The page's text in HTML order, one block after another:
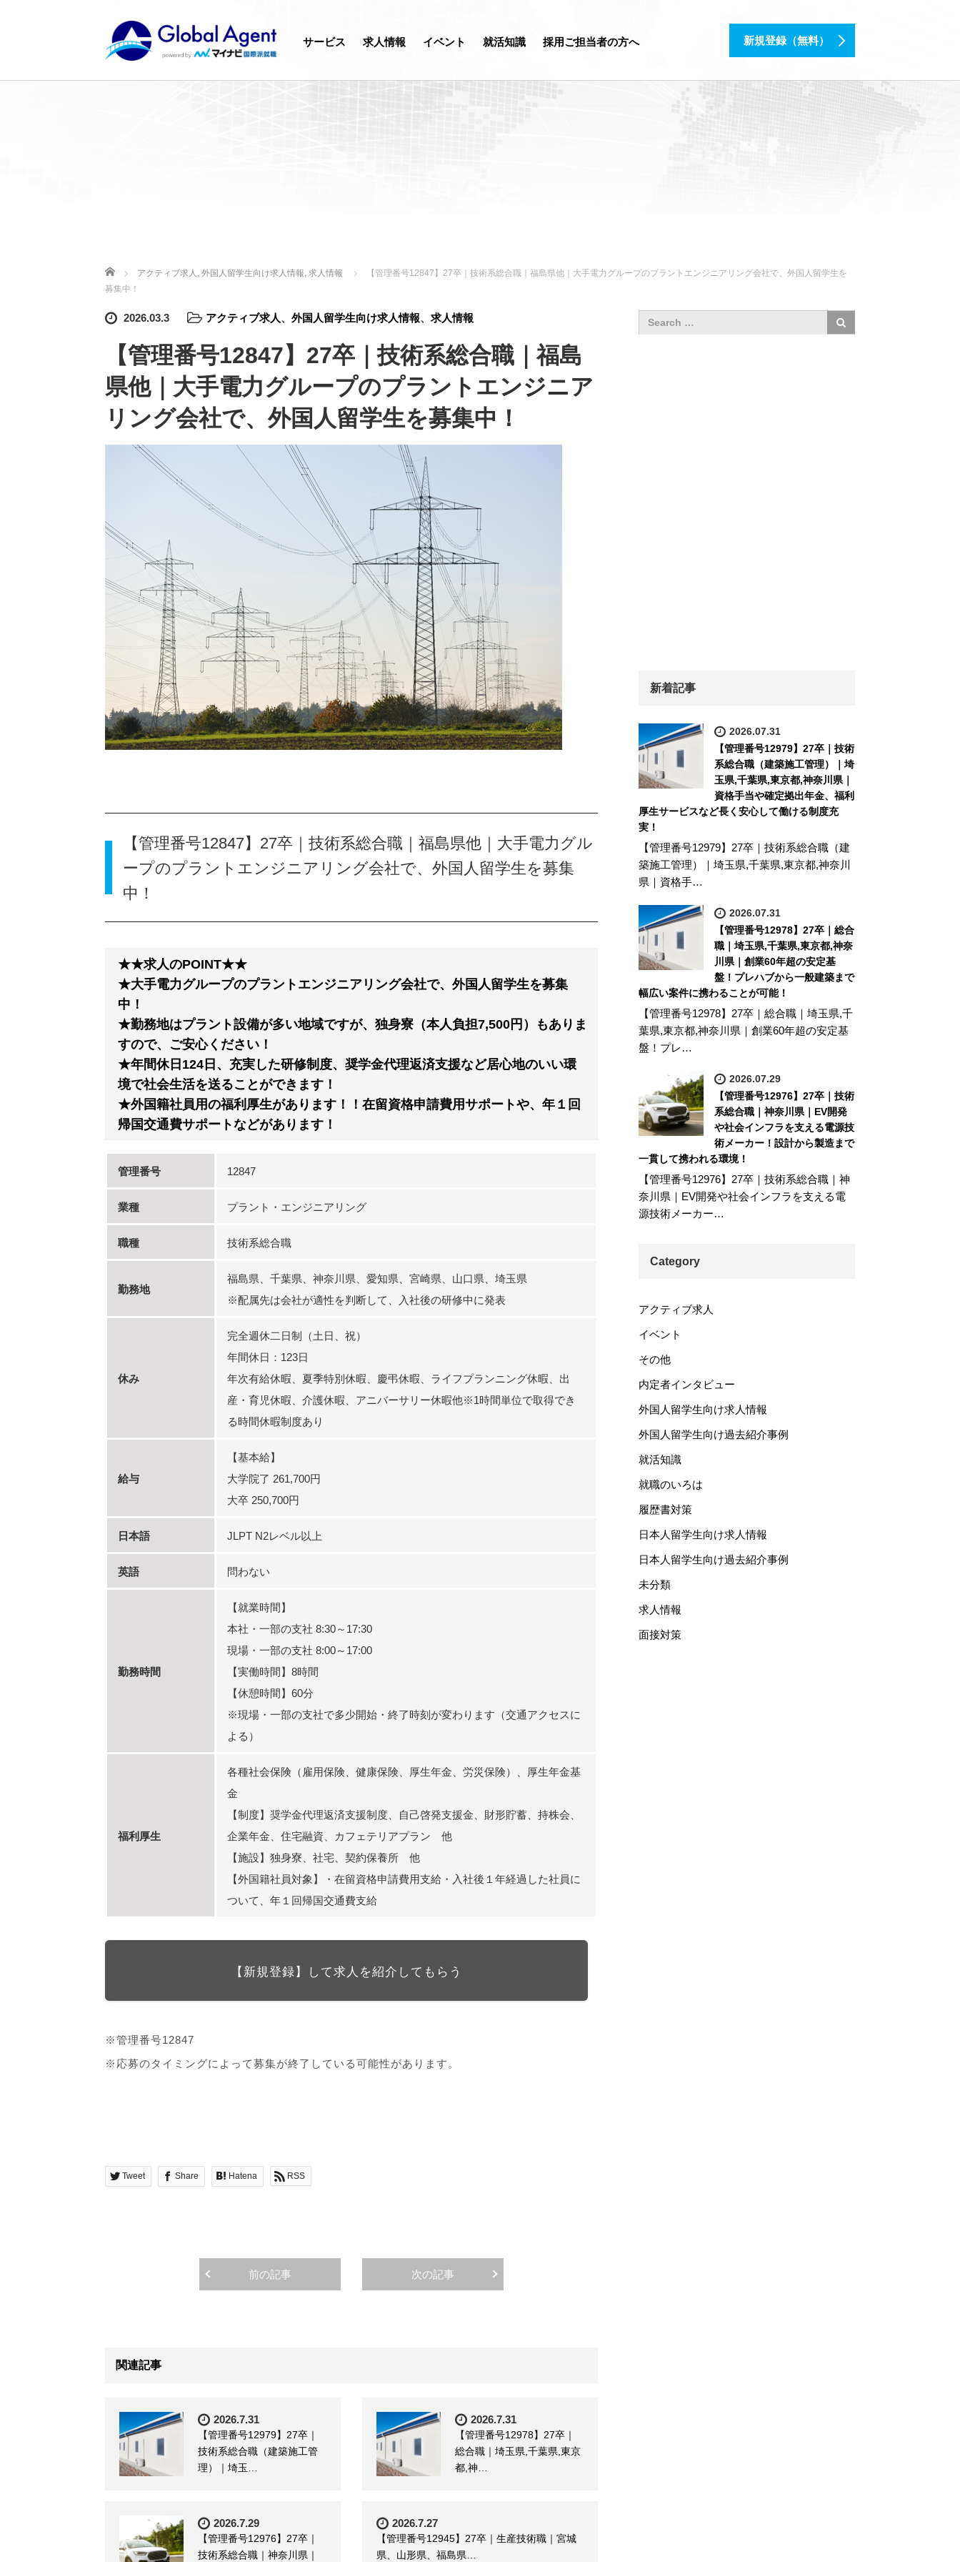
サービス 求人情報 イベント 就活知識 採用ご担当者の方へ 新規登録（無料）
ホーム アクティブ求人 , 外国人留学生向け求人情報, 求人情報
【管理番号12847】27卒｜技術系総合職｜福島県他｜大手電力グループのプラントエンジニアリング会社で、外国人留学生を
募集中！
2026.03.3 アクティブ求人、 外国人留学生向け求人情報、 求人情報
【管理番号12847】27卒｜技術系総合職｜福島
県他｜大手電力グループのプラントエンジニア
リング会社で、外国人留学生を募集中！
【管理番号12847】27卒｜技術系総合職｜福島県他｜大手電力グル
ープのプラントエンジニアリング会社で、外国人留学生を募集
中！
★★求人のPOINT★★
★大手電力グループのプラントエンジニアリング会社で、外国人留学生を募集
中！
★勤務地はプラント設備が多い地域ですが、独身寮（本人負担7,500円）もありま
すので、ご安心ください！
★年間休日124日、充実した研修制度、奨学金代理返済支援など居心地のいい環
境で社会生活を送ることができます！
★外国籍社員用の福利厚生があります！！在留資格申請費用サポートや、年１回
帰国交通費サポートなどがあります！
管理番号 12847
業種 プラント・エンジニアリング
職種 技術系総合職
勤務地
福島県、千葉県、神奈川県、愛知県、宮崎県、山口県、埼玉県
※配属先は会社が適性を判断して、入社後の研修中に発表
休み
完全週休二日制（土日、祝）
年間休日：123日
年次有給休暇、夏季特別休暇、慶弔休暇、ライフプランニング休暇、出
産・育児休暇、介護休暇、アニバーサリー休暇他※1時間単位で取得でき
る時間休暇制度あり
給与
【基本給】
大学院了 261,700円
大卒 250,700円
日本語 JLPT N2レベル以上
英語 問わない
勤務時間
【就業時間】
本社・一部の支社 8:30～17:30
現場・一部の支社 8:00～17:00
【実働時間】8時間
【休憩時間】60分
※現場・一部の支社で多少開始・終了時刻が変わります（交通アクセスに
よる）
福利厚生
各種社会保険（雇用保険、健康保険、厚生年金、労災保険）、厚生年金基
金
【制度】奨学金代理返済支援制度、自己啓発支援金、財形貯蓄、持株会、
企業年金、住宅融資、カフェテリアプラン 他
【施設】独身寮、社宅、契約保養所 他
【外国籍社員対象】・在留資格申請費用支給・入社後１年経過した社員に
ついて、年１回帰国交通費支給
【新規登録】して求人を紹介してもらう
※管理番号12847
※応募のタイミングによって募集が終了している可能性があります。
Tweet Share Hatena RSS
前の記事 次の記事
関連記事
2026.7.31
【管理番号12979】27卒｜
技術系総合職（建築施工管
理）｜埼玉…
2026.7.31
【管理番号12978】27卒｜
総合職｜埼玉県,千葉県,東京
都,神…
2026.7.29
【管理番号12976】27卒｜
技術系総合職｜神奈川県｜
2026.7.27
【管理番号12945】27卒｜生産技術職｜宮城
県、山形県、福島県…
新着記事
2026.07.31
【管理番号12979】27卒｜技術
系総合職（建築施工管理）｜埼
玉県,千葉県,東京都,神奈川県｜
資格手当や確定拠出年金、福利
厚生サービスなど長く安心して働ける制度充
実！
【管理番号12979】27卒｜技術系総合職（建
築施工管理）｜埼玉県,千葉県,東京都,神奈川
県｜資格手…
2026.07.31
【管理番号12978】27卒｜総合
職｜埼玉県,千葉県,東京都,神奈
川県｜創業60年超の安定基
盤！プレハブから一般建築まで
幅広い案件に携わることが可能！
【管理番号12978】27卒｜総合職｜埼玉県,千
葉県,東京都,神奈川県｜創業60年超の安定基
盤！プレ…
2026.07.29
【管理番号12976】27卒｜技術
系総合職｜神奈川県｜EV開発
や社会インフラを支える電源技
術メーカー！設計から製造まで
一貫して携われる環境！
【管理番号12976】27卒｜技術系総合職｜神
奈川県｜EV開発や社会インフラを支える電
源技術メーカー…
Category
アクティブ求人
イベント
その他
内定者インタビュー
外国人留学生向け求人情報
外国人留学生向け過去紹介事例
就活知識
就職のいろは
履歴書対策
日本人留学生向け求人情報
日本人留学生向け過去紹介事例
未分類
求人情報
面接対策